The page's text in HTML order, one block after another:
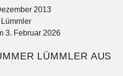
2013
3. Februar 2026
LÜMMLER AUS